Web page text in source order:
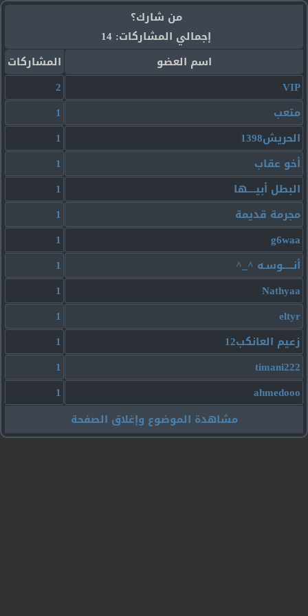
من شارك؟
إجمالي المشاركات: 14
اسم العضو
المشاركات
VIP
2
متعب
1
الحريش1398
1
أخو عقاب
1
البطل أبيــــها
1
مجرمة قديمة
1
g6waa
1
أنـــــوسـه ^_^
1
Nathyaa
1
eltyr
1
زعيم العانكب12
1
timani222
1
ahmedooo
1
مشاهدة الموضوع وإغلاق الصفحة